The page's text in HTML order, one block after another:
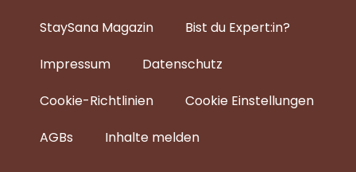
StaySana Magazin​
Bist du Expert:in?
Impressum
Datenschutz
Cookie-Richtlinien
Cookie Einstellungen
AGBs
Inhalte melden